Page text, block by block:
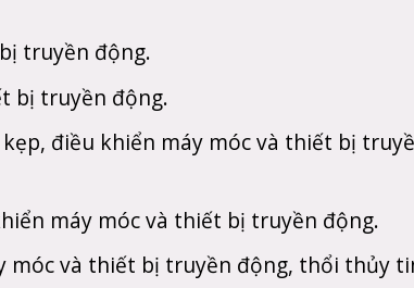
truyền động.
bị truyền động.
điều khiển máy móc và thiết bị
máy móc và thiết bị truyền động.
và thiết bị truyền động, thổi thủy